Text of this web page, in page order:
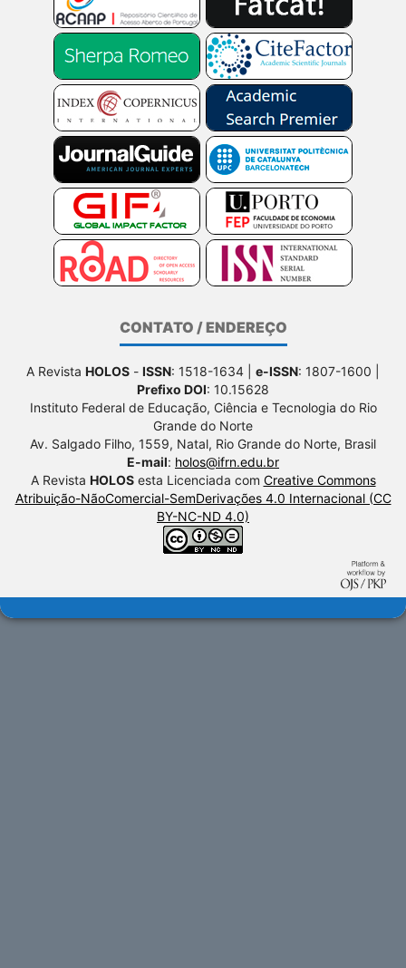
CONTATO / ENDEREÇO
A Revista HOLOS - ISSN: 1518-1634 | e-ISSN: 1807-1600 |
Prefixo DOI: 10.15628
Instituto Federal de Educação, Ciência e Tecnologia do Rio
Grande do Norte
Av. Salgado Filho, 1559, Natal, Rio Grande do Norte, Brasil
E-mail: holos@ifrn.edu.br
A Revista HOLOSesta Licenciada com Creative Commons
Atribuição-NãoComercial-SemDerivações 4.0 Internacional (CC
BY-NC-ND 4.0)